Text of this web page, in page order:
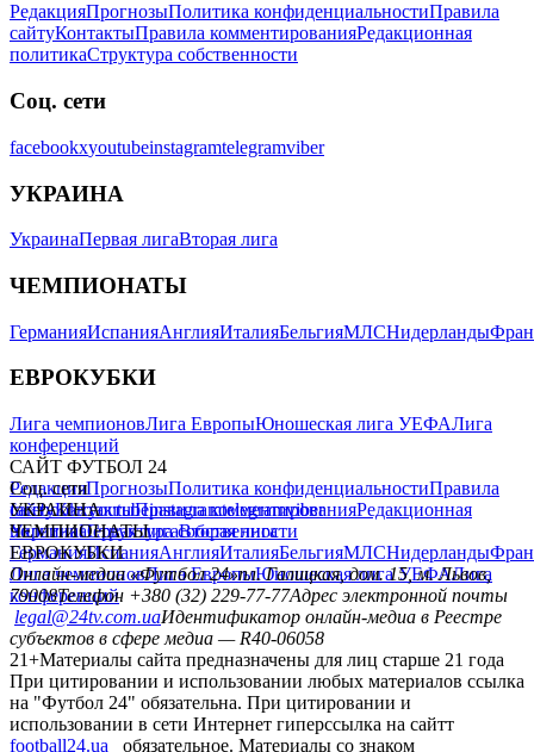
РедакцияПрогнозыПолитика конфиденциальностиПравила
сайтуКонтактыПравила комментированияРедакционная
политикаСтруктура собственности
Соц. сети
facebookxyoutubeinstagramtelegramviber
УКРАИНА
УкраинаПервая лигаВторая лига
ЧЕМПИОНАТЫ
ГерманияИспанияАнглияИталияБельгияМЛСНидерланды
ЕВРОКУБКИ
Лига чемпионовЛига ЕвропыЮношеская лига УЕФАЛига
конференций
САЙТ ФУТБОЛ 24
РедакцияПрогнозыПолитика конфиденциальностиПравила
сайтуКонтактыПравила комментированияРедакционная
политикаСтруктура собственности
Соц. сети
facebookxyoutubeinstagramtelegramviber
УКРАИНА
УкраинаПервая лигаВторая лига
ЧЕМПИОНАТЫ
ГерманияИспанияАнглияИталияБельгияМЛСНидерланды
ЕВРОКУБКИ
Лига чемпионовЛига ЕвропыЮношеская лига УЕФАЛига
конференций
Онлайн-медиа «Футбол 24»пл. Галицкая, дом. 15, м. Львов,
79008Телефон +380 (32) 229-77-77Адрес электронной почты
legal@24tv.com.uaИдентификатор онлайн-медиа в Реестре
субъектов в сфере медиа — R40-06058
21+Материалы сайта предназначены для лиц старше 21 года
При цитировании и использовании любых материалов ссылка
на "Футбол 24" обязательна. При цитировании и
использовании в сети Интернет гиперссылка на сайтт
football24.ua
обязательное. Материалы со знаком